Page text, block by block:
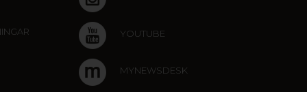
YOUTUBE
MYNEWSDESK